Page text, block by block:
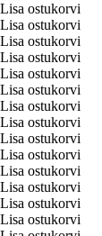
Lisa ostukorvi
Lisa ostukorvi
Lisa ostukorvi
Lisa ostukorvi
Lisa ostukorvi
Lisa ostukorvi
Lisa ostukorvi
Lisa ostukorvi
Lisa ostukorvi
Lisa ostukorvi
Lisa ostukorvi
Lisa ostukorvi
Lisa ostukorvi
Lisa ostukorvi